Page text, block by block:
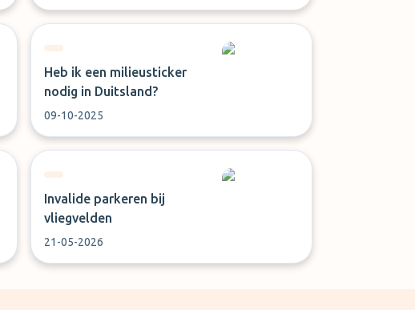
Heb ik een milieusticker
nodig in Duitsland?
09-10-2025
Invalide parkeren bij
vliegvelden
21-05-2026